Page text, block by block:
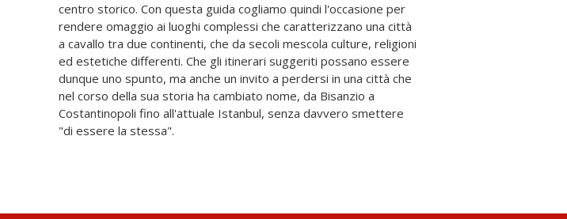
"di essere la stessa".